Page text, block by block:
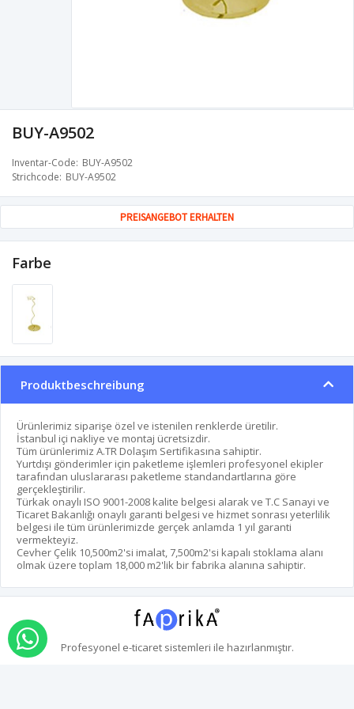
BUY-A9502
Inventar-Code BUY-A9502
Strichcode BUY-A9502
PREISANGEBOT ERHALTEN
Farbe
Produktbeschreibung
Ürünlerimiz siparişe özel ve istenilen renklerde üretilir.
İstanbul içi nakliye ve montaj ücretsizdir.
Tüm ürünlerimiz A.TR Dolaşım Sertifikasına sahiptir.
Yurtdışı gönderimler için paketleme işlemleri profesyonel ekipler
tarafından uluslararası paketleme standandartlarına göre
gerçekleştirilir.
Türkak onaylı ISO 9001-2008 kalite belgesi alarak ve T.C Sanayi ve
Ticaret Bakanlığı onaylı garanti belgesi ve hizmet sonrası yeterlilik
belgesi ile tüm ürünlerimizde gerçek anlamda 1 yıl garanti
vermekteyiz.
Cevher Çelik 10,500m2'si imalat, 7,500m2'si kapalı stoklama alanı
olmak üzere toplam 18,000 m2'lik bir fabrika alanına sahiptir.
Profesyonel e-ticaretsistemleri ile hazırlanmıştır.